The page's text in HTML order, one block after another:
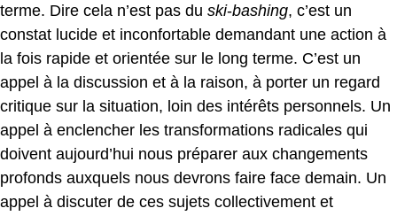
terme. Dire cela n’est pas du ski-bashing, c’est un
constat lucide et inconfortable demandant une action à
la fois rapide et orientée sur le long terme. C’est un
appel à la discussion et à la raison, à porter un regard
critique sur la situation, loin des intérêts personnels. Un
appel à enclencher les transformations radicales qui
doivent aujourd’hui nous préparer aux changements
profonds auxquels nous devrons faire face demain. Un
appel à discuter de ces sujets collectivement et